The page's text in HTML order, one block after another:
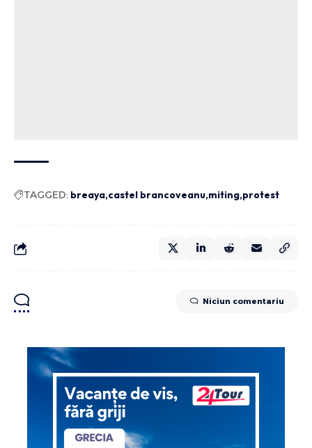
TAGGED: breaya castel brancoveanu miting protest
Niciun comentariu